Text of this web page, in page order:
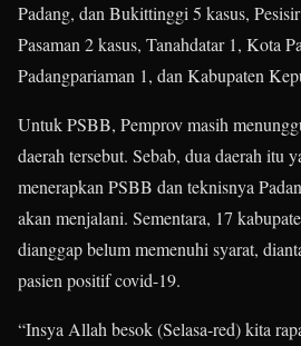
Padang, dan Bukittinggi 5 kasus,
Pasaman 2 kasus, Tanahdatar 1, Kota
Padangpariaman 1, dan Kabupaten
Untuk PSBB, Pemprov masih
daerah tersebut. Sebab, dua daerah itu
menerapkan PSBB dan teknisnya
akan menjalani. Sementara, 17
dianggap belum memenuhi syarat,
pasien positif covid-19.
“Insya Allah besok (Selasa-red) kita